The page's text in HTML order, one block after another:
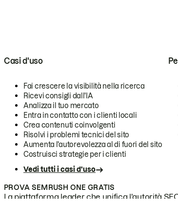
Casi d'uso
Fai crescere la visibilità nella ricerca
Ricevi consigli dall'IA
Analizza il tuo mercato
Entra in contatto con i clienti locali
Crea contenuti coinvolgenti
Risolvi i problemi tecnici del sito
Aumenta l'autorevolezza al di fuori del sito
Costruisci strategie per i clienti
Vedi tutti i casi d'uso
PROVA SEMRUSH ONE GRATIS
La piattaforma leader che unifica l'autorità